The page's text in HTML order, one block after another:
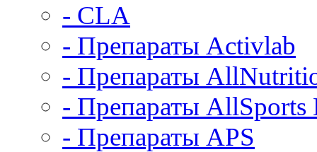
- CLA
- Препараты Activlab
- Препараты
- Препараты AllSports
- Препараты APS